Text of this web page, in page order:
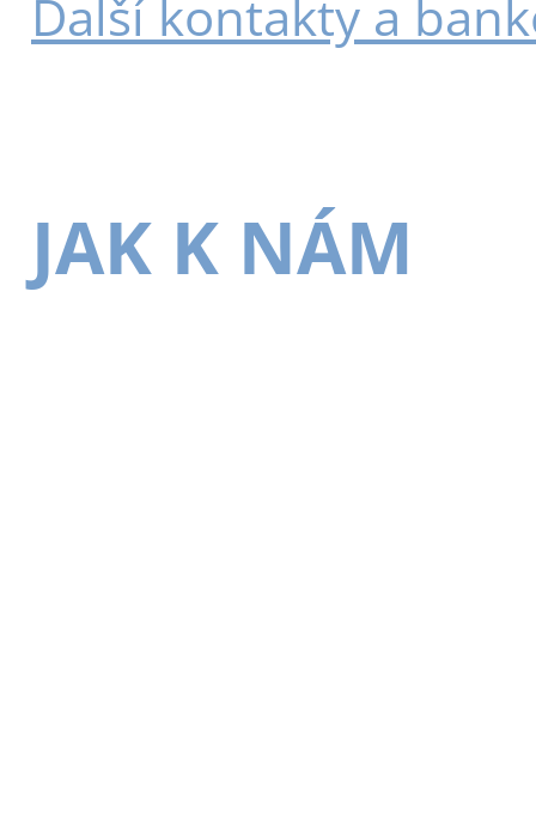
Další kontakty a
JAK K NÁM